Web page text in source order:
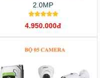
2.0MP
4.950.000đ